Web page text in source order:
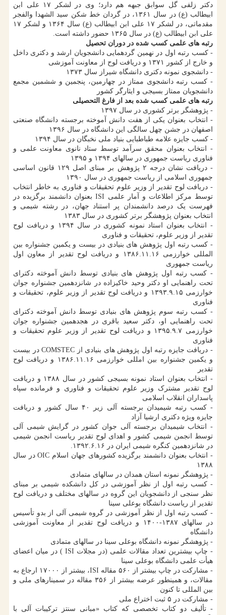
دکتر زلفی گل سوابق جبهه هم دارد؛ وی در لشکر ۱۷ علی ابن
ابیطالب (ع) در سال ۱۳۶۱، در گردان خط شکن سید الشهدا والفجر
مقدماتی، در لشکر ۱۷ علی ابن ابیطالب (ع) سال ۱۳۶۴ و لشکر ۱۷
علی ابن ابیطالب (ع) در سال ۱۳۶۵ حضور داشته است.
رتبه های علمی کسب شده در دوران تحصیل
- کسب رتبه اول در نهمین گردهمایی دانشجویان ارشد و دکتری داخل
و خارج از کشور ۱۳۷۱ و دریافت لوح از معاونت آموزشی
- دانشجوی نمونه دکتری دانشگاه شیراز سال ۱۳۷۳
- کسب رتبه دانشجوی ممتاز در چهارمین، پنجمین و ششمین مجمع
دانشجویان ممتاز بسیجی و ایثارگر کشور
رتبه های علمی کسب شده بعد از فارغ التحصیلی
- پژوهشگر برتر کشوری در سال ۱۳۹۷
- انتخاب بعنوان یکی از هفت دانش آموخته برجسته دانشگاه صنعتی
اصفهان در جشن چهل سالگی این دانشگاه در سال ۱۳۹۶
- کسب جایزه علامه طباطبایی بنیاد ملی نخبگان در سال ۱۳۹۴
- انتخاب بعنوان محقق سرآمد توسط ستاد نانوی معاونت علمی و
فناوری ریاست جمهوری در سالهای ۱۳۹۴ و ۱۳۹۵
- دریافت نشان درجه ۲ پژوهش بر مبنای اصل ۱۲۹ قانون اساسی
جمهوری اسلامی از ریاست جمهوری در سال ۱۳۹۰
- دریافت لوح تقدیر از وزیر علوم تحقیقات و فناوری به خاطر انتخاب
توسط مرکز اطلاعات و آمار علمی ISI بعنوان دانشمند برگزیده در
فهرست یک درصد دانشمندان پر استناد جهان، در رشته شیمی و
انتخاب بعنوان پژوهشگر برتر کشوری در سال ۱۳۸۳
- انتخاب بعنوان استاد نمونه کشوری در سال ۱۳۹۴ و دریافت لوح
تقدیر از وزیر علوم، تحقیقات و فناوری
- کسب رتبه اول پژوهش های بنیادی در بیست و یکمین جشنواره بین
المللی خوارزمی ۱۳۸۶.۱۱.۱۶ و دریافت لوح تقدیر از معاون اول
ریاست جمهوری
- کسب رتبه اول پژوهش های بنیادی توسط دانش آموخته دکترای
تحت راهنمایی او دکتر وحید خاکیزاده در شانزدهمین جشنواره جوان
خوارزمی ۱۳۹۳.۹.۱۵ و دریافت لوح تقدیر از وزیر علوم، تحقیقات و
فناوری
- کسب رتبه سوم پژوهش های بنیادی توسط دانش آموخته دکترای
تحت راهنمایی او، دکتر سعید باقری در هجدهمین جشنواره جوان
خوارزمی ۱۳۹۵.۹.۷ و دریافت لوح تقدیر از وزیر علوم تحقیقات و
فناوری
- دریافت جایزه رتبه اول پژوهش های بنیادی از COMSTEC در بیست
و یکمین جشنواره بین امللی خوارزمی ۱۳۸۶.۱۱.۱۶ و دریافت لوح
تقدیر
- انتخاب بعنوان استاد نمونه بسیجی کشور در سال ۱۳۸۸ و دریافت
لوح تقدیر مشترک وزیر علوم تحقیقات و فناوری و فرمانده سپاه
پاسداران انقلاب اسلامی
- کسب رتبه شیمیدان برجسته آلی زیر ۴۰ سال کشور و دریافت
جایزه ویژه دکتری ارشیا آزاد
- انتخاب شیمیدان برجسته آلی جوان کشور در گرایش شیمی آلی
توسط انجمن شیمی کشور و اهدای لوح تقدیر ریاست انجمن شیمی
در شانزدهمین کنگره شیمی ایران در ۱۳۹۲.۶.۱۶.
- انتخاب بعنوان دانشمند برگزیده کشورهای جهان اسلام OIC در سال
۱۳۸۸
- پژوهشگر نمونه استان همدان در سالهای متمادی
- کسب رتبه اول از نظر آموزشی در کل دانشکده شیمی بر مبنای
نظر سنجی از دانشجویان این گروه در سالهای مختلف و دریافت لوح
تقدیر از ریاست دانشگاه بوعلی سینا
- کسب رتبه اول از نظر آموزشی در گروه شیمی آلی از بدو تأسیس
در سالهای ۱۳۸۷-۱۴۰۰ و دریافت لوح تقدیر از معاونت آموزشی
دانشگاه
- پژوهشگر نمونه دانشگاه بوعلی سینا در سالهای متمادی
- چاپ بیشترین تعداد مقالات علمی (در مجلات ISI ) در میان اعضای
هیأت علمی دانشگاه بوعلی سینا
- مشارکت در چاپ بیشتر از ۵۶۰ مقاله ISI، بیشتر از ۱۷۰۰۰ ارجاع به
مقالات، و همینطور عرضه بیشتر از ۳۵۶ مقاله در سمینارهای ملی و
بین المللی تا کنون
- مشارکت در ۵ ثبت اختراع ملی
- تألیف دو کتاب تخصصی که کتاب «مبانی سنتز ترکیبات آلی با